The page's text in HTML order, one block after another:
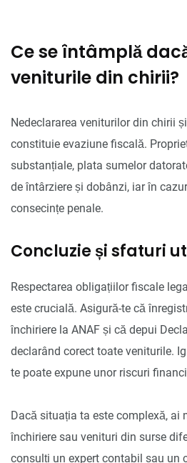
Ce se întâmplă
veniturile din chirii?
Nedeclararea veniturilor din chirii
constituie evaziune fiscală.
substanțiale, plata sumelor
de întârziere și dobânzi, iar în
consecințe penale.
Concluzie și sfaturi
Respectarea obligațiilor fiscale
este crucială. Asigură-te că
închiriere la ANAF și că depui
declarând corect toate veniturile.
te poate expune unor riscuri
Dacă situația ta este complexă, ai
închiriere sau venituri din surse
consulți un expert contabil sau un